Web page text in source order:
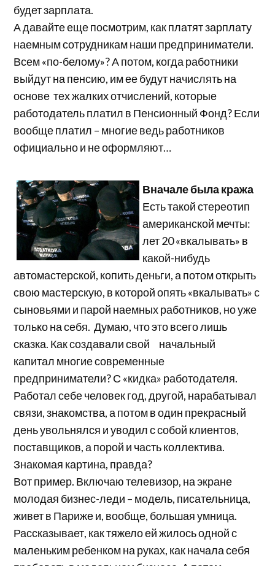
будет зарплата.
А давайте еще посмотрим, как платят зарплату
наемным сотрудникам наши предприниматели.
Всем «по-белому»? А потом, когда работники
выйдут на пенсию, им ее будут начислять на
основе тех жалких отчислений, которые
работодатель платил в Пенсионный Фонд? Если
вообще платил – многие ведь работников
официально и не оформляют…
Вначале была кража
Есть такой стереотип
американской мечты:
лет 20 «вкалывать» в
какой-нибудь
автомастерской, копить деньги, а потом открыть
свою мастерскую, в которой опять «вкалывать» с
сыновьями и парой наемных работников, но уже
только на себя. Думаю, что это всего лишь
сказка. Как создавали свой начальный
капитал многие современные
предприниматели? С «кидка» работодателя.
Работал себе человек год, другой, нарабатывал
связи, знакомства, а потом в один прекрасный
день увольнялся и уводил с собой клиентов,
поставщиков, а порой и часть коллектива.
Знакомая картина, правда?
Вот пример. Включаю телевизор, на экране
молодая бизнес-леди – модель, писательница,
живет в Париже и, вообще, большая умница.
Рассказывает, как тяжело ей жилось одной с
маленьким ребенком на руках, как начала себя